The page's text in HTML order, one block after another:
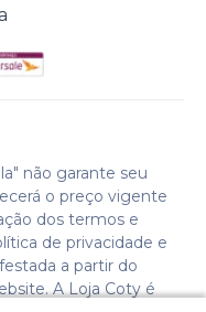
não garante seu
o preço vigente
dos termos e
de privacidade e
a partir do
A Loja Coty é